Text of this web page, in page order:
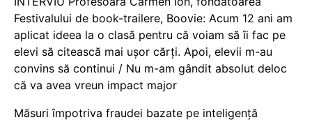
Festivalului de book-trailere, Boovie: Acum 12 ani am
aplicat ideea la o clasă pentru că voiam să îi fac pe
elevi să citească mai ușor cărți. Apoi, elevii m-au
convins să continui / Nu m-am gândit absolut deloc
că va avea vreun impact major
Măsuri împotriva fraudei bazate pe inteligență